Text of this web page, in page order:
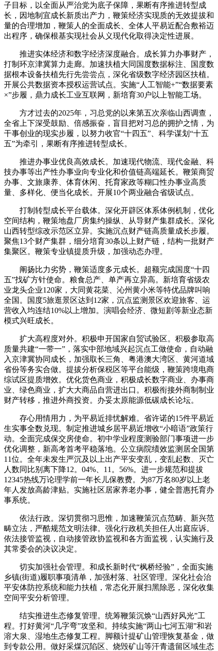
子目标，以全面从严治党为底子保障，果断有序推进转型成
长，因地制宜成长新质出产力，鞭策经济实现质的无效提拔和
量的合理增加，鞭策人的全面成长、全体人平易近配合敷裕迈
出程序，确保根基实现社会从义现代化取得决定性进展。
推进实体经济和数字经济深度融合。成长算力办事财产，
打制环京津冀算力走廊。加速扶植大同国度数据标注、国度数
据根本设备扶植先行先尝尝点，深化省级数字经济园区扶植。
开展公共数据资本授权运营试点。实施“人工智能+”“数据要素
×”步履，鼎力成长工业互联网，新培育30户以上智能工场。
方才过去的2025年，习总党的以来第五次亲临山西调查，
全省上下深受鼓励、倍感振奋，盲目把对习总的拥护之情，为
干事创业的现实步履，以努力收官“十四五”、科学谋划“十五
五”为牵引，果断有序推进转型成长。
推进办事业优良高效成长。加速现代物流、现代金融、科
技办事等出产性办事业向专业化和价值链高端延长。鞭策商贸
办事、文旅康养、体育休闲、托育家政等糊口性办事业高质
量、多样化、便当化成长。开展10个两业融合省级试点。
打制转型成长平台载体。深化开辟区体系体例机制，优化
空间结构，鞭策地盘厂房集约操纵、从导财产集群成长。深化
山西转型综改示范区立异。实施沉点财产链高质量成长步履。
聚焦13个财产集群，细分培育30条以上财产链，结构一批财产
集聚区。鞭策专业镇提质升级，加强动态办理。
阐扬比力劣势，鞭策适度多元成长。超额完成国度“十四
五”找矿方针使命。粮食总产、单产再立异高。新培育省级农
业龙头企业120家，大同黄花菜、沁州黄小米等特优品牌叫响
全国。国度5旅逛景区达到12家，沉点监测景区欢迎旅客、运
营收入均连结10%以上增加。演唱会经济、微短剧等新业态新
模式兴旺成长。
扩大高程度对外。积极申开国家自贸试验区。积极参取高
质量共建“一带一”，落实中部地域兴起沉点工做使命，自动融
入京津冀协同成长，加强取长三角、粤港澳大湾区、黄河道域
省份等务实合做。提拔分析保税区等平台能级，鞭策跨境电商
综试区提质增效。优化货色商业，积极成长数字商业、办事商
业、绿色商业，扩大大商品自营进出口。积极衔接外商制制业
财产转移，推进外商投资。办妥太原能源低碳成长论坛。
存心用情用力，为平易近排忧解难。省许诺的15件平易近
生实事全数兑现。制定推进城乡居平易近增收“小暗语”政策行
动。全面完成保交房使命。初中学业程度测验部门事项进一步
优化调整，新高考首考平稳落地。公立病院绩效监测居全国第
11位。全年未发生严沉及以上出产平安变乱，变乱起数、灭亡
人数同比别离下降12。04%、11。56%。进一步规范和提拔
12345热线万论理学前一年长儿保教费。为87万名80岁以上老
年人发放高龄津贴。实施社区居家养老办事，健全普惠托育办
事系统。
依法行政。深切贯彻习思惟，加速鞭策沉点范畴、新兴范
畴立法，严酷规范文明法律。强化行政机关担任人出庭应诉。
依法接管监视，自动接管政协监视和各方面监视，认实施行及
其常委会的决议决定。
切实加强社会管理。和成长新时代“枫桥经验”，全面实施
乡镇(街道)履职事项清单，加强村落、社区管理。深化社会治
平安体防控系统和能力扶植，常态化开展扫黑除恶，深化收集
空间平安分析管理。
结实推进生态修复管理。统筹鞭策沉焕“山西好风光”工
程。打好黄河“几字弯”攻坚和。持续实施“两山七河五湖”和岩
溶大泉、湿地生态修复工程。脚额计提矿山管理恢复基金，做
到专款公用。做好采煤沉陷区、烧毁矿山等汗青遗留区域生态